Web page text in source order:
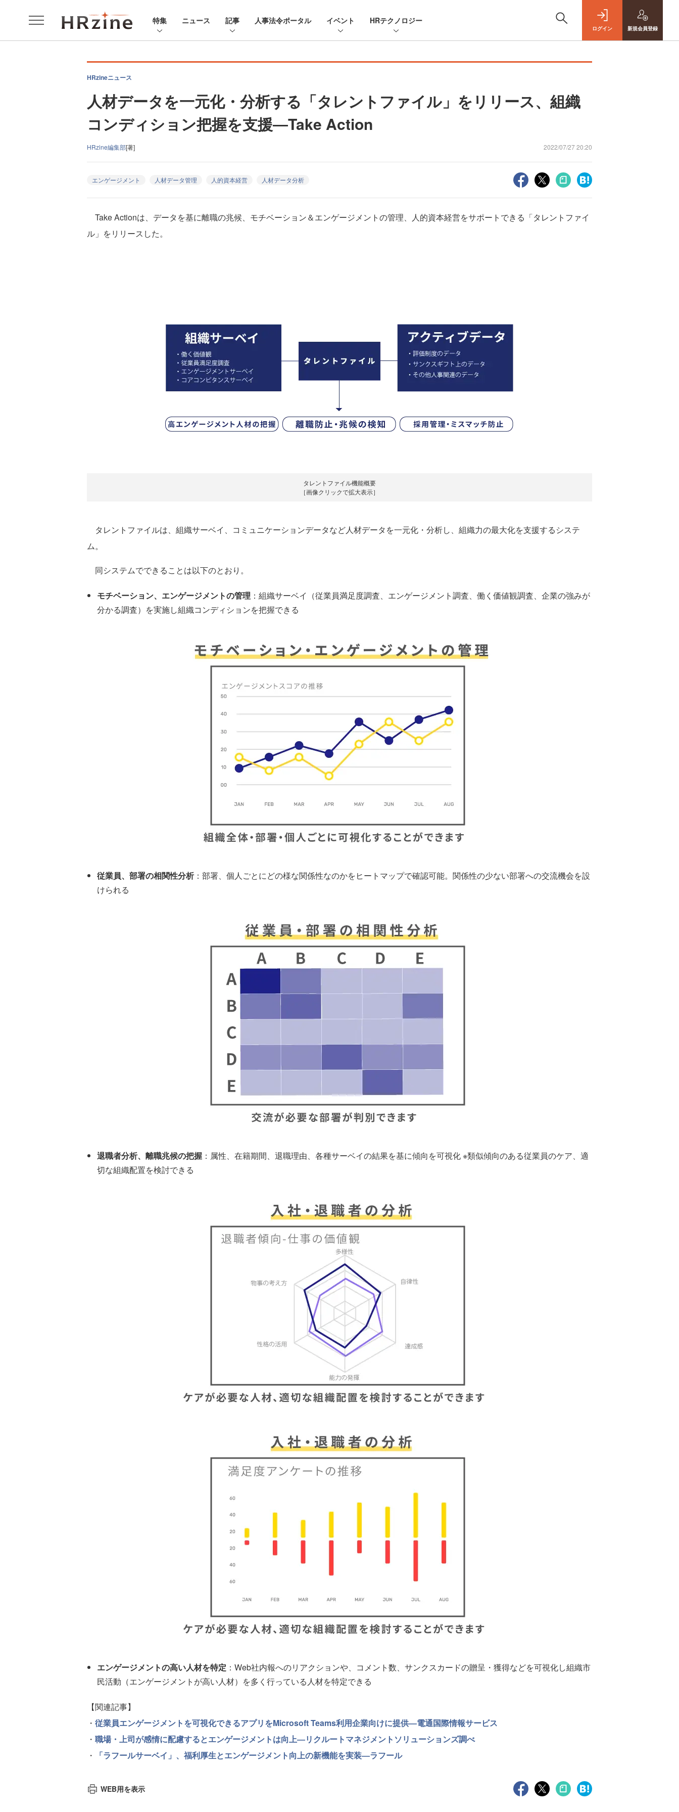
特集 ニュース 記事 人事法令ポータル イベント HRテクノロジー
ログイン 新規会員登録
HRzineニュース
人材データを一元化・分析する「タレントファイル」をリリース、組織
コンディション把握を支援―Take Action
HRzine編集部[著] 2022/07/27 20:20
エンゲージメント 人材データ管理 人的資本経営 人材データ分析
Take Actionは、データを基に離職の兆候、モチベーション＆エンゲージメントの管理、人的資本経営をサポートできる「タレントファイ
ル」をリリースした。
タレントファイル機能概要
［画像クリックで拡大表示］
タレントファイルは、組織サーベイ、コミュニケーションデータなど人材データを一元化・分析し、組織力の最大化を支援するシステ
ム。
同システムでできることは以下のとおり。
モチベーション、エンゲージメントの管理 ：組織サーベイ（従業員満足度調査、エンゲージメント調査、働く価値観調査、企業の強みが
分かる調査）を実施し組織コンディションを把握できる
従業員、部署の相関性分析：部署、個人ごとにどの様な関係性なのかをヒートマップで確認可能。関係性の少ない部署への交流機会を設
けられる
退職者分析、離職兆候の把握 ：属性、在籍期間、退職理由、各種サーベイの結果を基に傾向を可視化 ※類似傾向のある従業員のケア、適
切な組織配置を検討できる
エンゲージメントの高い人材を特定 ：Web社内報へのリアクションや、コメント数、サンクスカードの贈呈・獲得などを可視化し組織市
民活動（エンゲージメントが高い人材）を多く行っている人材を特定できる
【関連記事】
・ 従業員エンゲージメントを可視化できるアプリをMicrosoft Teams利用企業向けに提供―電通国際情報サービス
・ 職場・上司が感情に配慮するとエンゲージメントは向上―リクルートマネジメントソリューションズ調べ
・
「ラフールサーベイ」、福利厚生とエンゲージメント向上の新機能を実装―ラフール
WEB用を表示